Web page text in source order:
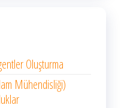
Oluşturma
Mühendisliği)